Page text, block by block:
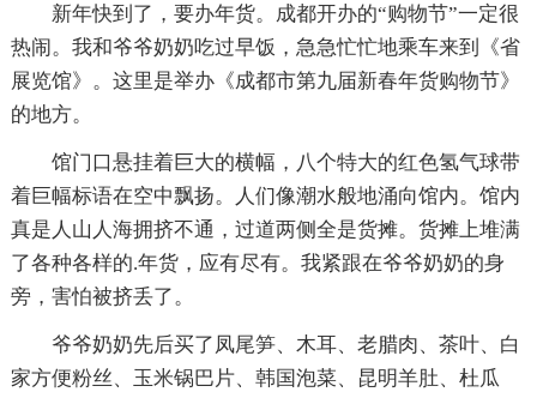
新年快到了，要办年货。成都开办的“购物节”一定很
热闹。我和爷爷奶奶吃过早饭，急急忙忙地乘车来到《省
展览馆》。这里是举办《成都市第九届新春年货购物节》
的地方。
馆门口悬挂着巨大的横幅，八个特大的红色氢气球带
着巨幅标语在空中飘扬。人们像潮水般地涌向馆内。馆内
真是人山人海拥挤不通，过道两侧全是货摊。货摊上堆满
了各种各样的.年货，应有尽有。我紧跟在爷爷奶奶的身
旁，害怕被挤丢了。
爷爷奶奶先后买了凤尾笋、木耳、老腊肉、茶叶、白
家方便粉丝、玉米锅巴片、韩国泡菜、昆明羊肚、杜瓜